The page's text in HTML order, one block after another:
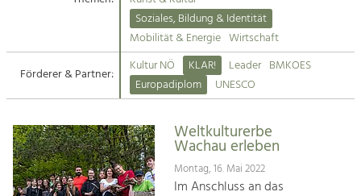
Suche
Impressum
Kontakt
Angebotsentwicklung und
Handwerk, Wissenschaft und Forschung.
Soziales, Bildung &
Soziales, Bildung & Identität
Mobilität & Energie Wirtschaft
Förderer & Partner:
Kultur NÖ KLAR! Leader BMKOES
Europadiplom
UNESCO
Weltkulturerbe
Wachau erleben
Montag, 16. Mai 2022
Im Anschluss an das